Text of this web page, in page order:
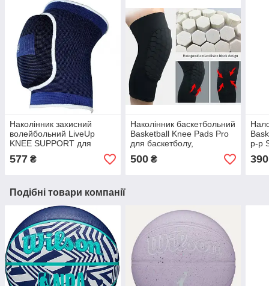
Наколінник захисний
волейбольний LiveUp
KNEE SUPPORT для
захисту колінного суглоба
під час спорту і тренувань
577 ₴
Наколінник баскетбольний
Basketball Knee Pads Pro
для баскетболу,
волейболу, тенісу S-XL 1
шт. чорний
500₴
р-р
390
Подібні товари компанії